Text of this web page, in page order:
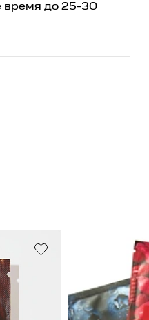
время до 25-30